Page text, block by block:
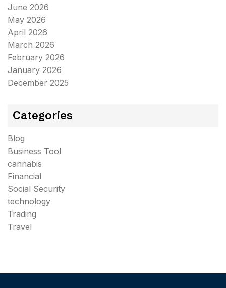
June 2026
May 2026
April 2026
March 2026
February 2026
January 2026
December 2025
Categories
Blog
Business Tool
cannabis
Financial
Social Security
technology
Trading
Travel